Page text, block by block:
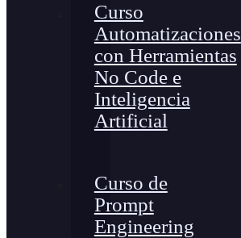
Curso
Automatizaciones
con Herramientas
No Code e
Inteligencia
Artificial
Curso de
Prompt
Engineering